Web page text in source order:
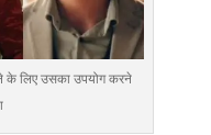
के लिए उसका उपयोग करने